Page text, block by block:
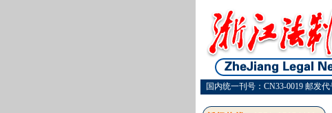
国内统一刊号：CN33-0019 邮发代